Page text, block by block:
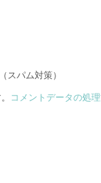
スパム対策）
コメントデータの処